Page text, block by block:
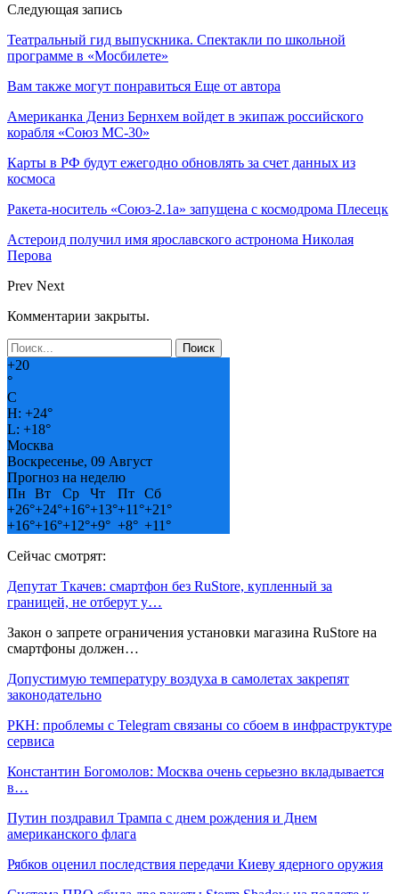
Следующая запись
Театральный гид выпускника. Спектакли по школьной
программе в «Мосбилете»
Вам также могут понравиться Еще от автора
Американка Дениз Бернхем войдет в экипаж российского
корабля «Союз МС-30»
Карты в РФ будут ежегодно обновлять за счет данных из
космоса
Ракета-носитель «Союз-2.1а» запущена с космодрома Плесецк
Астероид получил имя ярославского астронома Николая
Перова
Prev Next
Комментарии закрыты.
+20
°
C
H: +24°
L: +18°
Москва
Воскресенье, 09 Август
Прогноз на неделю
Пн
Вт Ср Чт Пт
Сб
+26°+24°+16°+13°+11°+21°
+16°+16°+12°+9° +8° +11°
Сейчас смотрят:
Депутат Ткачев: смартфон без RuStore, купленный за
границей, не отберут у…
Закон о запрете ограничения установки магазина RuStore на
смартфоны должен…
Допустимую температуру воздуха в самолетах закрепят
законодательно
РКН: проблемы с Telegram связаны со сбоем в инфраструктуре
сервиса
Константин Богомолов: Москва очень серьезно вкладывается
в…
Путин поздравил Трампа с днем рождения и Днем
американского флага
Рябков оценил последствия передачи Киеву ядерного оружия